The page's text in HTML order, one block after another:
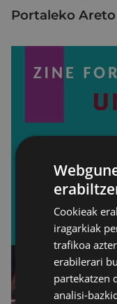
Portaleko
Cookieak
iragarkiak
trafikoa
erabilerari
partekatzen
analisi-